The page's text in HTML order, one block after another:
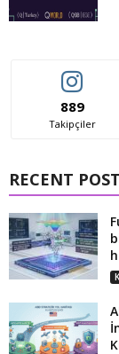
889
Takipçiler
RECENT